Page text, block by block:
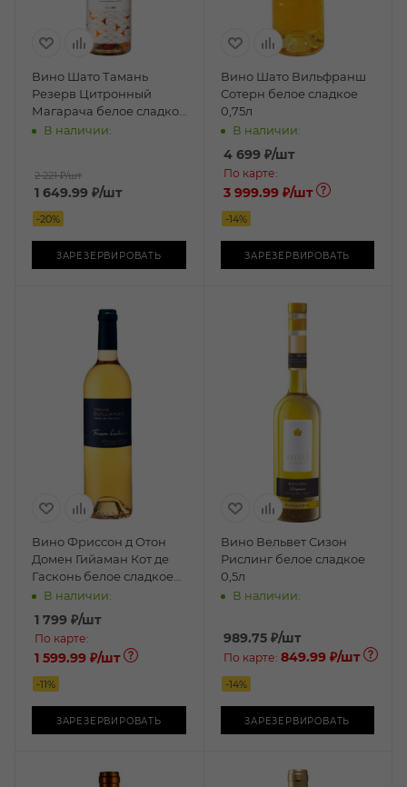
Вино Шато Тамань
Резерв Цитронный
Магарача белое сладкое
0,35л
В наличии:
2 221 ₽/шт
1 649.99 ₽/шт
-20%
ЗАРЕЗЕРВИРОВАТЬ
Вино Шато Вильфранш
Сотерн белое сладкое
0,75л
В наличии:
4 699₽/шт
По карте:
3 999.99 ₽/шт
-14%
ЗАРЕЗЕРВИРОВАТЬ
Вино Фриссон д Отон
Домен Гийаман Кот де
Гасконь белое сладкое
0,75л
В наличии:
1 799 ₽/шт
По карте:
1 599.99 ₽/шт
-11%
ЗАРЕЗЕРВИРОВАТЬ
Вино Вельвет Сизон
Рислинг белое сладкое
0,5л
В наличии:
989.75₽/шт
По карте: 849.99 ₽/шт
-14%
ЗАРЕЗЕРВИРОВАТЬ